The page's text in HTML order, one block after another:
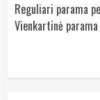
Reguliari parama
Vienkartinė